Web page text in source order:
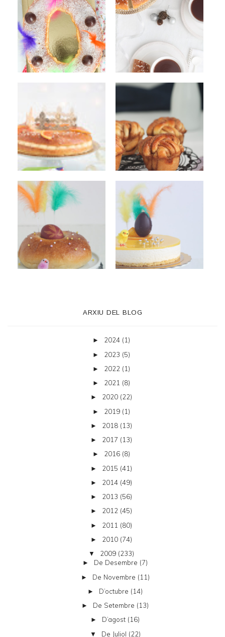
ARXIU DEL BLOG
► 2024 (1)
► 2023 (5)
► 2022 (1)
► 2021 (8)
► 2020 (22)
► 2019 (1)
► 2018 (13)
► 2017 (13)
► 2016 (8)
► 2015 (41)
► 2014 (49)
► 2013 (56)
► 2012 (45)
► 2011 (80)
► 2010 (74)
▼ 2009 (233)
► De Desembre (7)
► De Novembre (11)
► D’octubre (14)
► De Setembre (13)
► D’agost (16)
▼ De Juliol (22)